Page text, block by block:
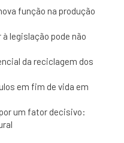
função na produção
legislação pode não
da reciclagem dos
em fim de vida em
um fator decisivo: